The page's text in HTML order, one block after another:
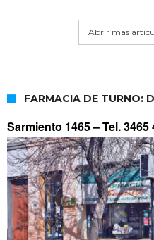
Abrir mas
FARMACIA DE TURNO:
Sarmiento 1465 –Tel. 3465